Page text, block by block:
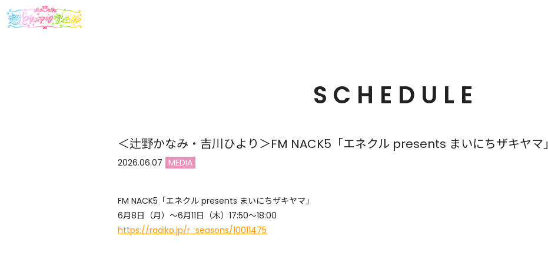
SCHEDULE
＜辻野かなみ・吉川ひより＞FM NACK5「エネクル presents まいにちザキヤマ」
2026.06.07 MEDIA
FM NACK5「エネクル presents まいにちザキヤマ」
6月8日（月）〜6月11日（木）17:50〜18:00
https://radiko.jp/r_seasons/10011475